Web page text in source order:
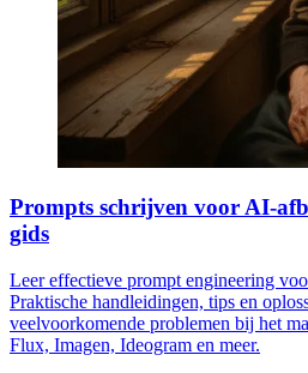
Prompts schrijven voor AI-
gids
Leer effectieve prompt engineering
Praktische handleidingen, tips en
veelvoorkomende problemen bij het
Flux, Imagen, Ideogram en meer.